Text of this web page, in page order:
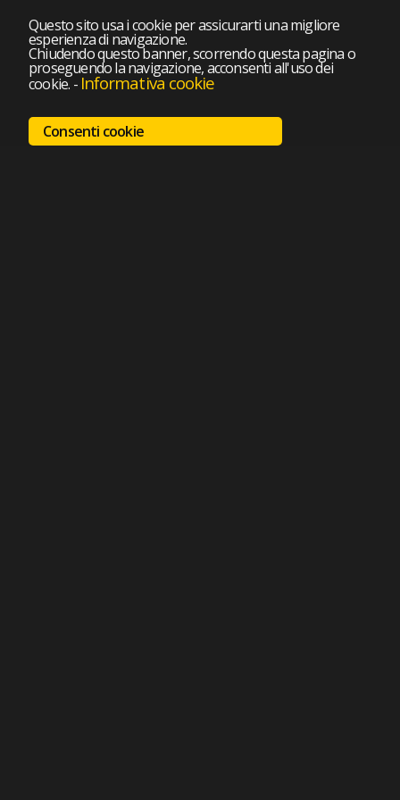
Questo sito usa i cookie per assicurarti una migliore
esperienza di navigazione.
Chiudendo questo banner, scorrendo questa pagina o
proseguendo la navigazione, acconsenti all'uso dei
cookie. - Informativa cookie
Consenti cookie